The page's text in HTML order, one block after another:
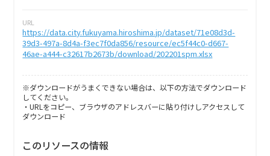
URL
https://data.city.fukuyama.hiroshima.jp/dataset/71e08d3d-
39d3-497a-8d4a-f3ec7f0da856/resource/ec5f44c0-d667-
46ae-a444-c32617b2673b/download/202201spm.xlsx
※ダウンロードがうまくできない場合は、以下の方法でダウンロード
してください。
・URLをコピー、ブラウザのアドレスバーに貼り付けしアクセスして
ダウンロード
このリソースの情報